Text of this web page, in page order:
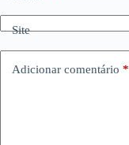
Site
Adicionar comentário *